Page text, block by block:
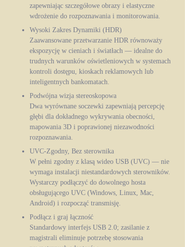
zapewniając szczegółowe obrazy i elastyczne
wdrożenie do rozpoznawania i monitorowania.
Wysoki Zakres Dynamiki (HDR)
Zaawansowane przetwarzanie HDR równoważy
ekspozycję w cieniach i światłach — idealne do
trudnych warunków oświetleniowych w systemach
kontroli dostępu, kioskach reklamowych lub
inteligentnych bankomatach.
Podwójna wizja stereoskopowa
Dwa wyrównane soczewki zapewniają percepcję
głębi dla dokładnego wykrywania obecności,
mapowania 3D i poprawionej niezawodności
rozpoznawania.
UVC‑Zgodny, Bez sterownika
W pełni zgodny z klasą wideo USB (UVC) — nie
wymaga instalacji niestandardowych sterowników.
Wystarczy podłączyć do dowolnego hosta
obsługującego UVC (Windows, Linux, Mac,
Android) i rozpocząć transmisję.
Podłącz i graj łączność
Standardowy interfejs USB 2.0; zasilanie z
magistrali eliminuje potrzebę stosowania